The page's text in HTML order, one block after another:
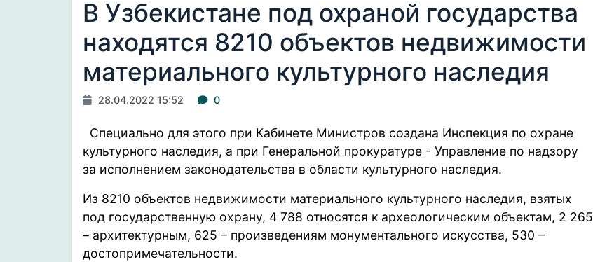
В Узбекистане под охраной государства
находятся 8210 объектов недвижимости
материального культурного наследия
28.04.2022 15:52 0
Специально для этого при Кабинете Министров создана Инспекция по охране
культурного наследия, а при Генеральной прокуратуре - Управление по надзору
за исполнением законодательства в области культурного наследия.
Из 8210 объектов недвижимости материального культурного наследия, взятых
под государственную охрану, 4 788 относятся к археологическим объектам, 2 265
– архитектурным, 625 – произведениям монументального искусства, 530 –
достопримечательности.